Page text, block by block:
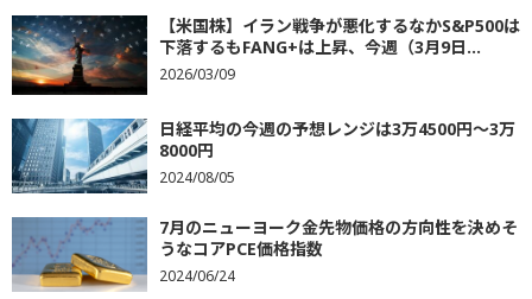
【米国株】イラン戦争が悪化するなかS&P500は
下落するもFANG+は上昇、今週（3月9日...
2026/03/09
日経平均の今週の予想レンジは3万4500円～3万
8000円
2024/08/05
7月のニューヨーク金先物価格の方向性を決めそ
うなコアPCE価格指数
2024/06/24